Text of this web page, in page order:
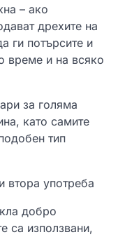
– ако
дрехите на
ги потърсите и
време и на всяко
за голяма
като самите
тип
втора употреба
добро
са използвани,